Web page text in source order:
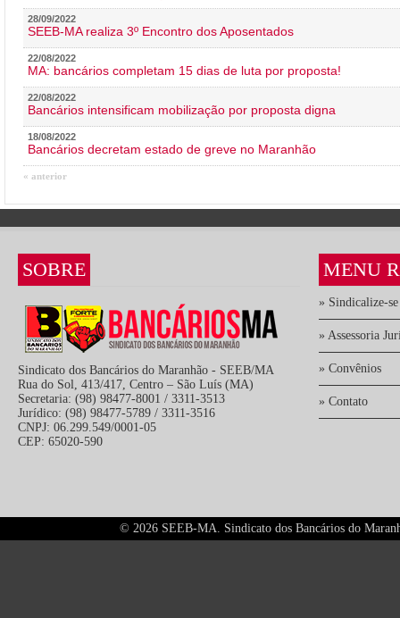
28/09/2022
SEEB-MA realiza 3º Encontro dos Aposentados
22/08/2022
MA: bancários completam 15 dias de luta por proposta!
22/08/2022
Bancários intensificam mobilização por proposta digna
18/08/2022
Bancários decretam estado de greve no Maranhão
« anterior
SOBRE
Sindicato dos Bancários do Maranhão - SEEB/MA
Rua do Sol, 413/417, Centro – São Luís (MA)
Secretaria: (98) 98477-8001 / 3311-3513
Jurídico: (98) 98477-5789 / 3311-3516
CNPJ: 06.299.549/0001-05
CEP: 65020-590
MENU
» Sindicalize-se
» Assessoria
» Convênios
» Contato
© 2026 SEEB-MA. Sindicato dos Bancários do